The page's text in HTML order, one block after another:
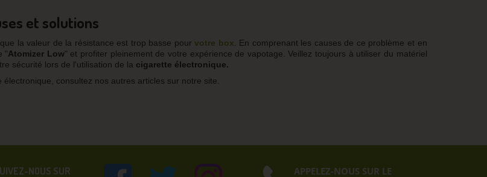
et solutions
la valeur de la résistance est trop basse pourvotre box . En comprenant les causes de ce problème et en
"Atomizer Low" et profiter pleinement de votre expérience de vapotage. Veillez toujours à utiliser du matériel
sécurité lors de l'utilisation de la cigarette électronique.
consultez nos autres articles sur notre site.
NOUS SUR
APPELEZ-NOUS SUR LE